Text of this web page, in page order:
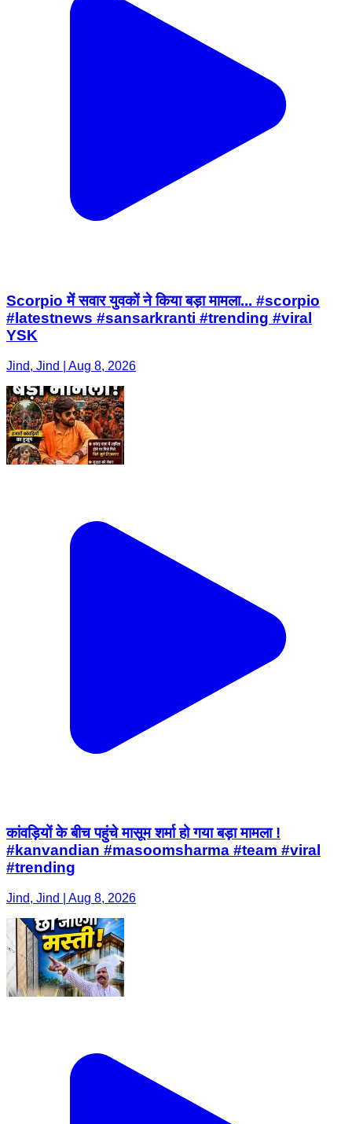
Scorpio में सवार युवकों ने किया बड़ा मामला... #scorpio
#latestnews #sansarkranti #trending #viral
YSK
Jind, Jind | Aug 8, 2026
कांवड़ियों के बीच पहुंचे मासूम शर्मा हो गया बड़ा मामला !
#kanvandian #masoomsharma #team #viral
#trending
Jind, Jind | Aug 8, 2026